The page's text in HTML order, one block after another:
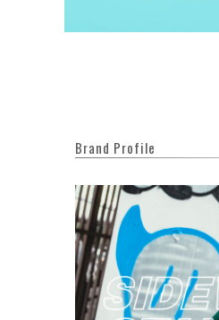
Brand Profile